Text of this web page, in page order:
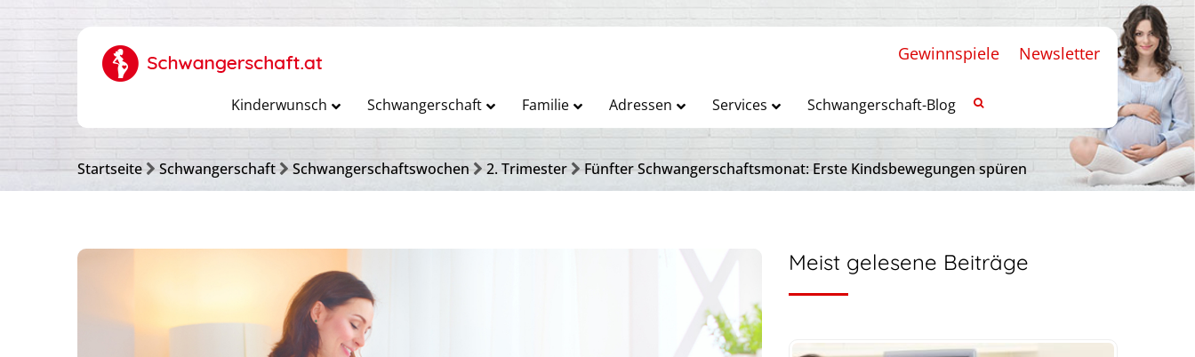
Gewinnspiele Newsletter
Kinderwunsch Schwangerschaft Familie Adressen Services Schwangerschaft-Blog
Startseite Schwangerschaft Schwangerschaftswochen 2. Trimester Fünfter Schwangerschaftsmonat: Erste Kindsbewegungen spüren
Meist gelesene Beiträge